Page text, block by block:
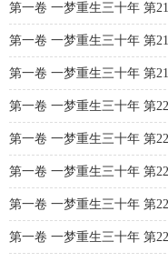
第一卷 一梦重生三十年 第
第一卷 一梦重生三十年 第
第一卷 一梦重生三十年 第
第一卷 一梦重生三十年 第
第一卷 一梦重生三十年 第
第一卷 一梦重生三十年 第
第一卷 一梦重生三十年 第
第一卷 一梦重生三十年 第